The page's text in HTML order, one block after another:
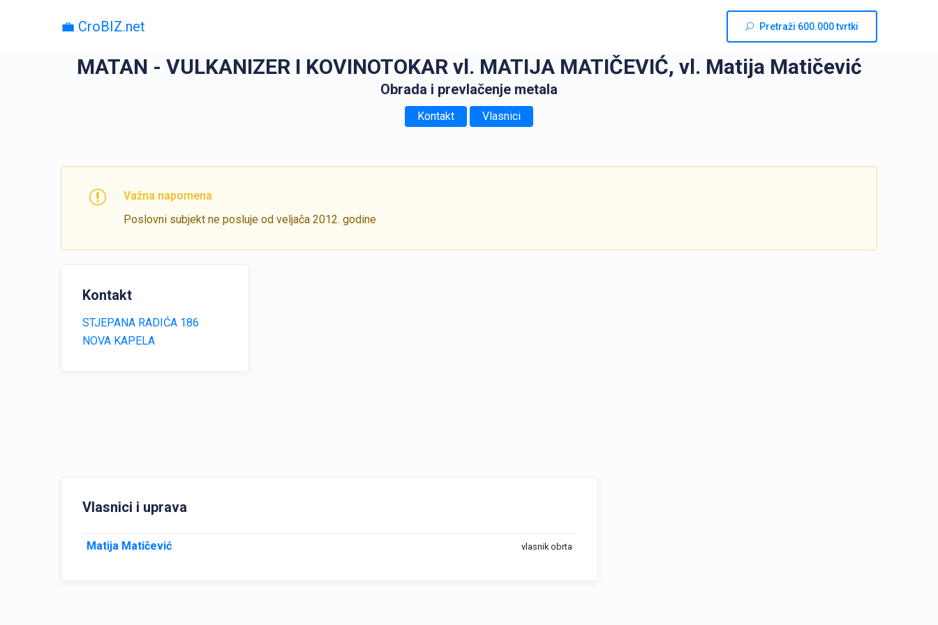
💼 CroBIZ.net Pretraži 600.000 tvrtki
MATAN - VULKANIZER I KOVINOTOKAR vl. MATIJA MATIČEVIĆ, vl. Matija Matičević
Obrada i prevlačenje metala
Kontakt Vlasnici
Važna napomena
Poslovni subjekt ne posluje od veljača 2012. godine
Kontakt
STJEPANA RADIĆA 186
NOVA KAPELA
Vlasnici i uprava
Matija Matičević vlasnik obrta